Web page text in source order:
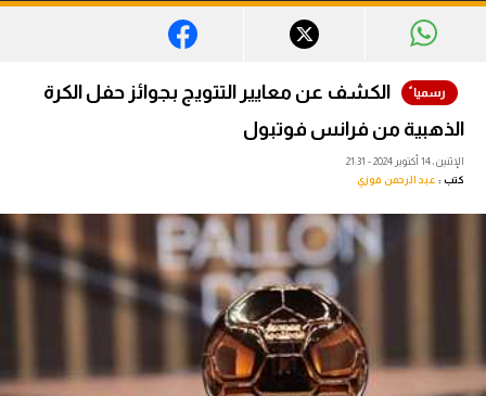
أخبار
ميركاتو
فانتازي في الجول
فيديوهات
ركن الألعاب
الكشف عن معايير التتويج بجوائز حفل الكرة
الذهبية من فرانس فوتبول
الإثنين، 14 أكتوبر 2024 - 21:31
كتب : عبد الرحمن فوزي